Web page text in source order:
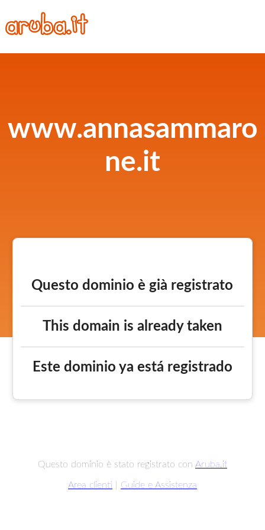
www.annasammaro
ne.it
Questo dominio è già registrato
This domain is already taken
Este dominio ya está registrado
Questo dominio è stato registrato con Aruba.it
Area clienti Guide e Assistenza